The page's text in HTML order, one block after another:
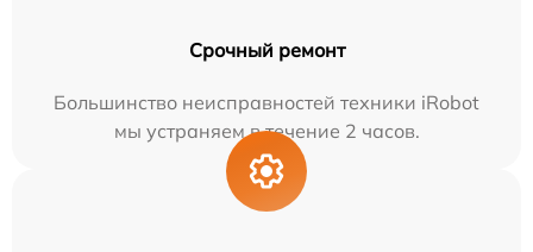
Срочный ремонт
Большинство неисправностей техники iRobot
мы устраняем в течение 2 часов.